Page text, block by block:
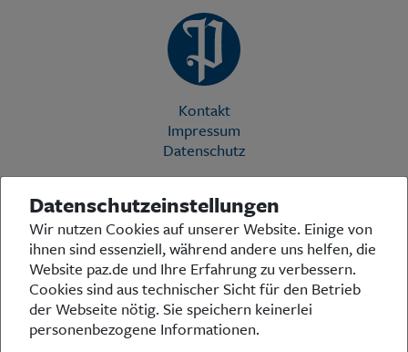
Kontakt
Impressum
Datenschutz
Die Preußische Allgemeine Zeitung (PAZ) ist eine einzigartige Stimme
in der deutschen Medienlandschaft. Woche für Woche berichtet sie
über das aktuelle Zeitgeschehen in Politik, Kultur und Wirtschaft und
bezieht zu den grundlegenden Entwicklungen unserer Gesellschaft
Stellung. In ihrer Arbeit fühlt sich die Redaktion dem traditionellen
preußischen Wertekanon verpflichtet: Das alte Preußen stand und
steht für religiöse und weltanschauliche Toleranz, für Heimatliebe
und Weltoffenheit, für Rechtstaatlichkeit und intellektuelle
Datenschutzeinstellungen
Wir nutzen Cookies auf unserer Website. Einige von
ihnen sind essenziell, während andere uns helfen, die
Website paz.de und Ihre Erfahrung zu verbessern.
Cookies sind aus technischer Sicht für den Betrieb
der Webseite nötig. Sie speichern keinerlei
personenbezogene Informationen.